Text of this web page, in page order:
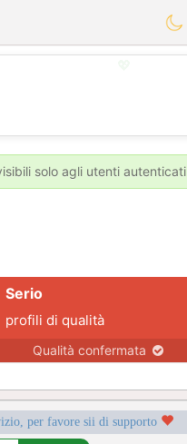
solo agli utenti autenticati
Serio
profili di qualità
Qualità confermata
per favore sii di supporto